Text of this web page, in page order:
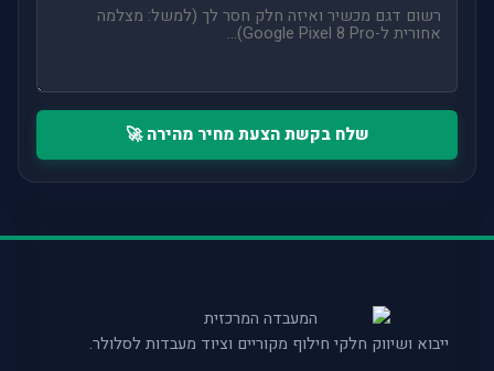
שלח בקשת הצעת מחיר מהירה 🚀
ייבוא ושיווק חלקי חילוף מקוריים וציוד מעבדות לסלולר.